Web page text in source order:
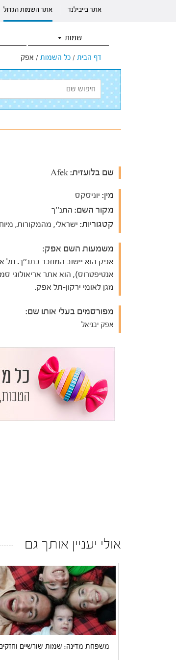
אתר בייבילנד אתר השמות הגדול
שמות
דף הבית / כל השמות / אפק
שם בלועזית:
מין: יוניסקס
מקור השם: התנ''ך
קטגוריות: ישראלי, מהמקורות,
משמעות השם אפק:
אפק הוא יישוב המוזכר בתנ''ך.
אנטיפטרוס), הוא אתר אריאולוגי
מגן לאומי ירקון-תל אפק.
מפורסמים בעלי אותו שם:
אפק יבניאל
אולי יעניין אותך גם
משפחת מדינה: שמות שורשיים